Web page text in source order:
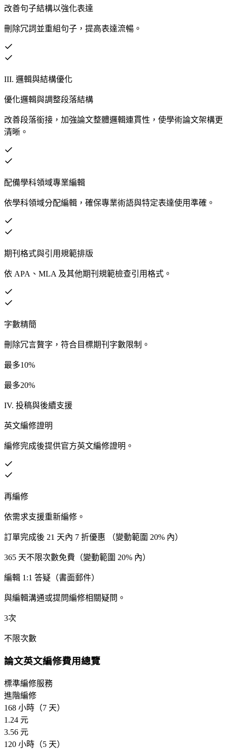
改善句子結構以強化表達
刪除冗詞並重組句子，提高表達流暢。
III. 邏輯與結構優化
優化邏輯與調整段落結構
改善段落銜接，加強論文整體邏輯連貫性，使學術論文架構更
清晰。
配備學科領域專業編輯
依學科領域分配編輯，確保專業術語與特定表達使用準確。
期刊格式與引用規範排版
依 APA、MLA 及其他期刊規範檢查引用格式。
字數精簡
刪除冗言贅字，符合目標期刊字數限制。
最多10%
最多20%
IV. 投稿與後續支援
英文編修證明
編修完成後提供官方英文編修證明。
再編修
依需求支援重新編修。
訂單完成後 21 天內 7 折優惠 （變動範圍 20% 內）
365 天不限次數免費（變動範圍 20% 內）
編輯 1:1 答疑（書面郵件）
與編輯溝通或提問編修相關疑問。
3次
不限次數
論文英文編修費用總覽
標準編修服務
進階編修
168 小時（7 天）
1.24 元
3.56 元
120 小時（5 天）